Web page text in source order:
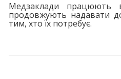
Медзаклади працюють
продовжують надавати
тим, хто їх потребує.